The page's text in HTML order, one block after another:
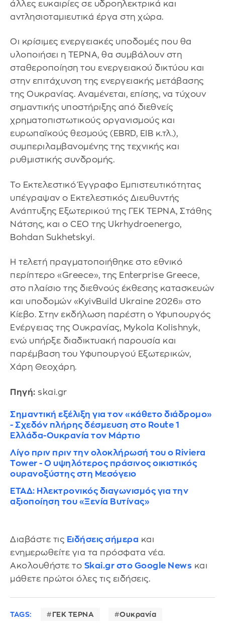
άλλες ευκαιρίες σε υδροηλεκτρικά και
αντλησιοταμιευτικά έργα στη χώρα.
Οι κρίσιμες ενεργειακές υποδομές που θα
υλοποιήσει η ΤΕΡΝΑ, θα συμβάλουν στη
σταθεροποίηση του ενεργειακού δικτύου και
στην επιτάχυνση της ενεργειακής μετάβασης
της Ουκρανίας. Αναμένεται, επίσης, να τύχουν
σημαντικής υποστήριξης από διεθνείς
χρηματοπιστωτικούς οργανισμούς και
ευρωπαϊκούς θεσμούς (EBRD, EIB κ.τλ.),
συμπεριλαμβανομένης της τεχνικής και
ρυθμιστικής συνδρομής.
Το Εκτελεστικό Έγγραφο Εμπιστευτικότητας
υπέγραψαν ο Εκτελεστικός Διευθυντής
Ανάπτυξης Εξωτερικού της ΓΕΚ ΤΕΡΝΑ, Στάθης
Νάτσης, και ο CEO της Ukrhydroenergo,
Bohdan Sukhetskyi.
Η τελετή πραγματοποιήθηκε στο εθνικό
περίπτερο «Greece», της Enterprise Greece,
στο πλαίσιο της διεθνούς έκθεσης κατασκευών
και υποδομών «KyivBuild Ukraine 2026» στο
Κίεβο. Στην εκδήλωση παρέστη ο Υφυπουργός
Ενέργειας της Ουκρανίας, Mykola Kolishnyk,
ενώ υπήρξε διαδικτυακή παρουσία και
παρέμβαση του Υφυπουργού Εξωτερικών,
Χάρη Θεοχάρη.
Πηγή: skai.gr
Σημαντική εξέλιξη για τον «κάθετο διάδρομο»
- Σχεδόν πλήρης δέσμευση στο Route 1
Ελλάδα-Ουκρανία τον Μάρτιο
Λίγο πριν πριν την ολοκλήρωσή του ο Riviera
Tower - Ο υψηλότερος πράσινος οικιστικός
ουρανοξύστης στη Μεσόγειο
ΕΤΑΔ: Ηλεκτρονικός διαγωνισμός για την
αξιοποίηση του «Ξενία Βυτίνας»
Διαβάστε τις Ειδήσεις σήμερα και
ενημερωθείτε για τα πρόσφατα νέα.
Ακολουθήστε το Skai.gr στο Google News και
μάθετε πρώτοι όλες τις ειδήσεις.
TAGS: ΓΕΚ ΤΕΡΝΑ Ουκρανία